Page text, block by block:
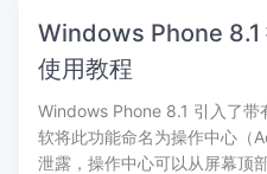
Windows Phone 8.1
使用教程
Windows Phone 8.1 引入了带
软将此功能命名为操作中心（
泄露，操作中心可以从屏幕顶